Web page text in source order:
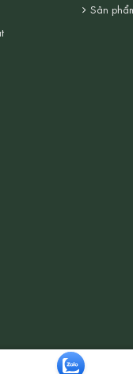
Sản
bị Vệ Sinh Nhật Minh . All